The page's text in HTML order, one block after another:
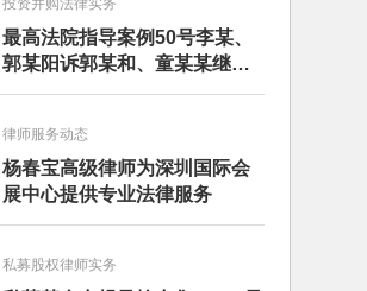
投资并购法律实务
最高法院指导案例50号李某、
郭某阳诉郭某和、童某某继承
纠纷案
律师服务动态
杨春宝高级律师为深圳国际会
展中心提供专业法律服务
私募股权律师实务